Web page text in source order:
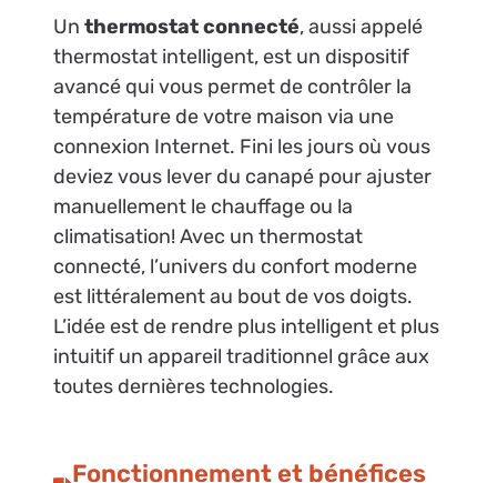
Un thermostat connecté, aussi appelé
thermostat intelligent, est un dispositif
avancé qui vous permet de contrôler la
température de votre maison via une
connexion Internet. Fini les jours où vous
deviez vous lever du canapé pour ajuster
manuellement le chauffage ou la
climatisation! Avec un thermostat
connecté, l’univers du confort moderne
est littéralement au bout de vos doigts.
L’idée est de rendre plus intelligent et plus
intuitif un appareil traditionnel grâce aux
toutes dernières technologies.
Fonctionnement et bénéfices